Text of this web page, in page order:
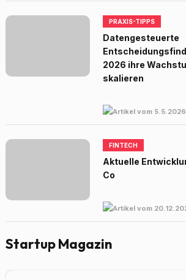
PRAXIS-TIPPS
Datengesteuerte
2026 ihre
skalieren
FINTECH
Aktuelle
Co
Startup Magazin